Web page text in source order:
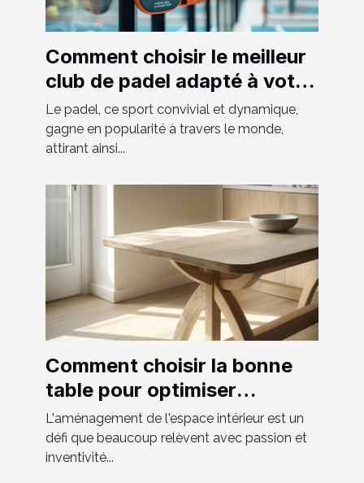
Comment choisir le meilleur
club de padel adapté à votre
niveau
Le padel, ce sport convivial et dynamique,
gagne en popularité à travers le monde,
attirant ainsi...
Comment choisir la bonne
table pour optimiser
l'espace chez soi
L'aménagement de l'espace intérieur est un
défi que beaucoup relèvent avec passion et
inventivité...